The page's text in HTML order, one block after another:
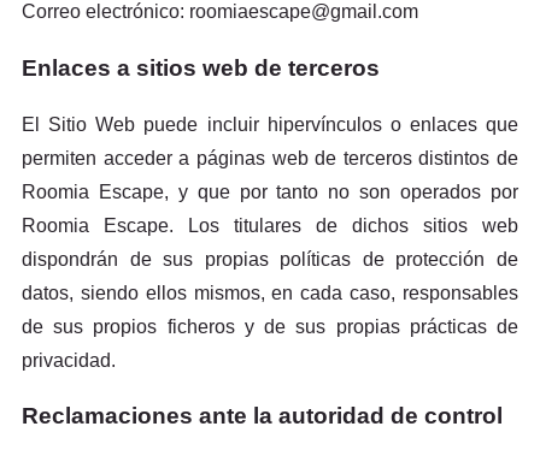
Correo electrónico: roomiaescape@gmail.com
Enlaces a sitios web de terceros
El Sitio Web puede incluir hipervínculos o enlaces que
permiten acceder a páginas web de terceros distintos de
Roomia Escape, y que por tanto no son operados por
Roomia Escape. Los titulares de dichos sitios web
dispondrán de sus propias políticas de protección de
datos, siendo ellos mismos, en cada caso, responsables
de sus propios ficheros y de sus propias prácticas de
privacidad.
Reclamaciones ante la autoridad de control